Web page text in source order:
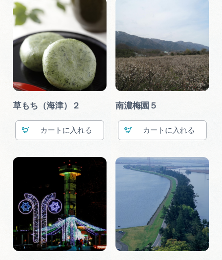
草もち（海津）２
カート
南濃梅園５
カート